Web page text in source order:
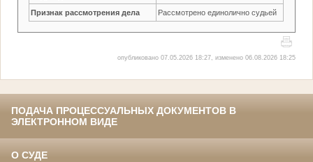
Признак рассмотрения дела Рассмотрено единолично судьей
опубликовано 07.05.2026 18:27, изменено 06.08.2026 18:25
ПОДАЧА ПРОЦЕССУАЛЬНЫХ ДОКУМЕНТОВ В
ЭЛЕКТРОННОМ ВИДЕ
О СУДЕ